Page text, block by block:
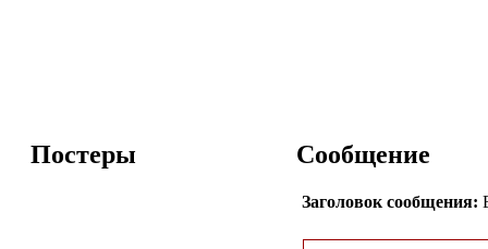
Постеры Сообщение
Заголовок сообщения: